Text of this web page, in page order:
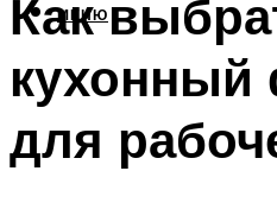
МЕНЮ
Как
кухонный
для